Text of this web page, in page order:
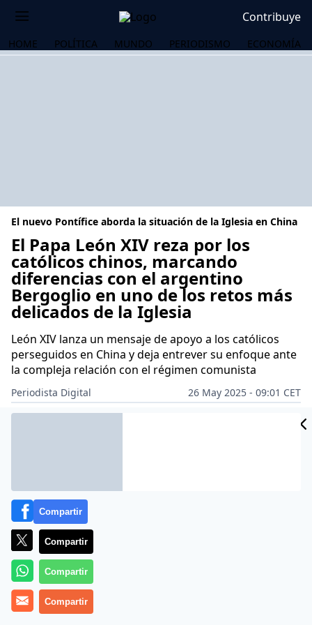
Contribuye
HOME POLÍTICA MUNDO PERIODISMO ECONOMÍA
El nuevo Pontífice aborda la situación de la Iglesia en China
El Papa León XIV reza por los
católicos chinos, marcando
diferencias con el argentino
Bergoglio en uno de los retos más
delicados de la Iglesia
León XIV lanza un mensaje de apoyo a los católicos
perseguidos en China y deja entrever su enfoque ante
la compleja relación con el régimen comunista
Periodista Digital
26 May 2025 - 09:01 CET
Archivado en:
Compartir
Compartir
Compartir
Compartir